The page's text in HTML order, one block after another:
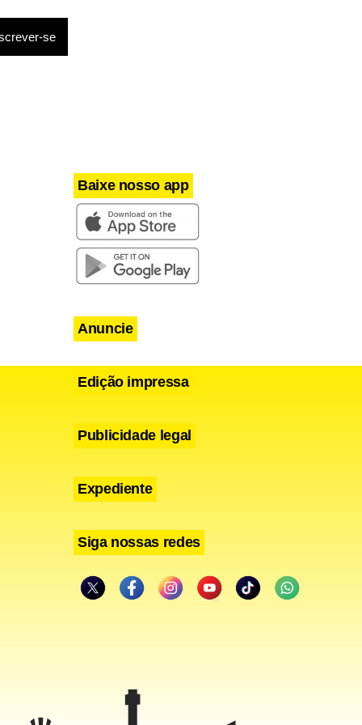
Baixe nosso app
Anuncie
Edição impressa
Publicidade legal
Expediente
Siga nossas redes